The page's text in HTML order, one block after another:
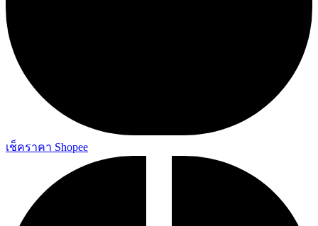
เช็คราคา Shopee